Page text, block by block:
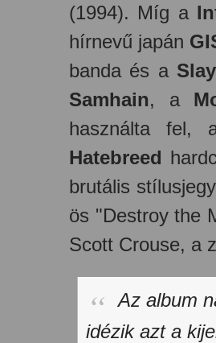
(1994). Míg a
hírnevű japán
banda és a
Samhain, a
használta fel,
Hatebreed
brutális
ös "Destroy the
Scott Crouse, a
Az album
idézik azt a